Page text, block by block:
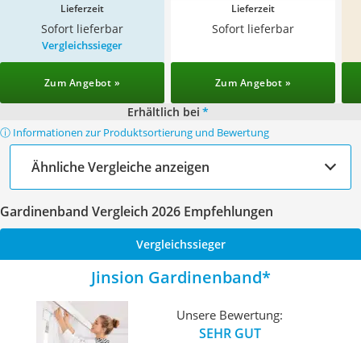
Lieferzeit
Sofort lieferbar
Lieferzeit
Sofort lieferbar
Vergleichssieger
Zum Angebot » Zum Angebot »
Erhältlich bei *
ⓘ Informationen zur Produktsortierung und Bewertung
Ähnliche Vergleiche anzeigen
Gardinenband Vergleich 2026 Empfehlungen
Vergleichssieger
Jinsion Gardinenband
Unsere Bewertung:
SEHR GUT